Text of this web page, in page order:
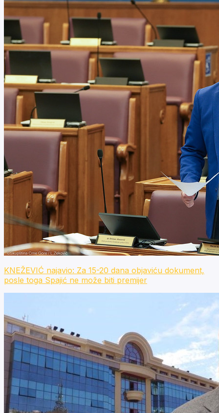
KNEŽEVIĆ najavio: Za 15-20 dana objaviću dokument,
posle toga Spajić ne može biti premijer